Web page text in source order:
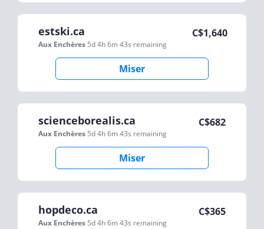
estski.ca
Aux Enchères 5d 4h 6m 43s remaining
C$1,640
Miser
scienceborealis.ca
Aux Enchères 5d 4h 6m 43s remaining
C$682
Miser
hopdeco.ca
Aux Enchères 5d 4h 6m 43s remaining
C$365